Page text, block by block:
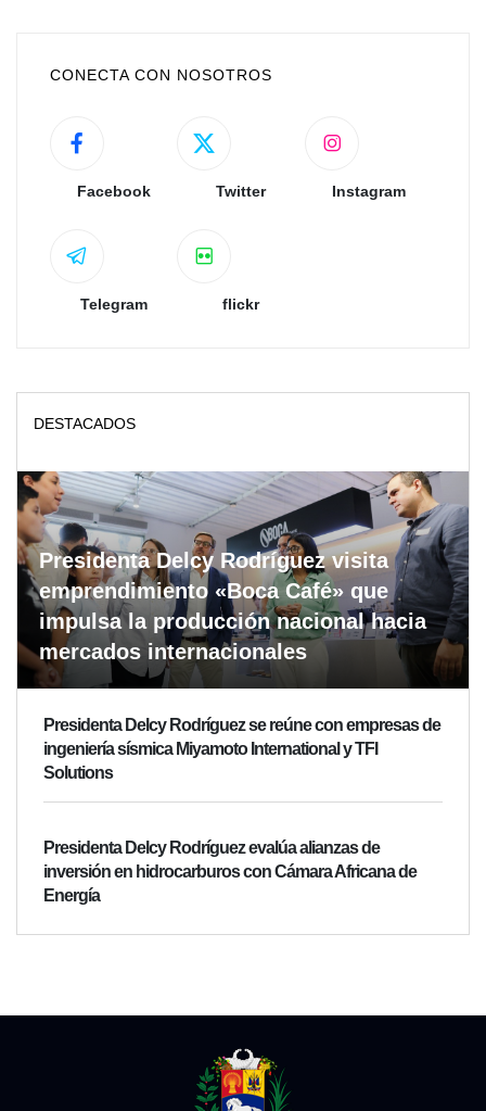
CONECTA CON NOSOTROS
Facebook Twitter Instagram
Telegram flickr
DESTACADOS
Presidenta Delcy Rodríguez visita
emprendimiento «Boca Café» que
impulsa la producción nacional hacia
mercados internacionales
Presidenta Delcy Rodríguez se reúne con empresas de
ingeniería sísmica Miyamoto International y TFI
Solutions
Presidenta Delcy Rodríguez evalúa alianzas de
inversión en hidrocarburos con Cámara Africana de
Energía